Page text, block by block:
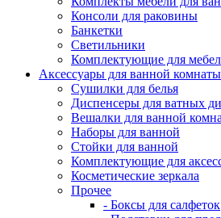
Консоли для раковины
Банкетки
Светильники
Комплектующие для
Аксессуары для ванной комнаты
Сушилки для белья
Диспенсеры для ватных
Вешалки для ванной
Наборы для ванной
Стойки для ванной
Комплектующие для
Косметические зеркала
Прочее
- Боксы для салфеток